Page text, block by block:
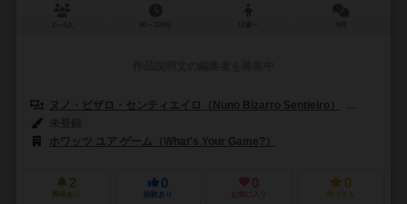
ヌノ・ビザロ・センティエイロ（Nuno Bizarro Sentieiro）
ホワッツ ユア ゲーム（What's Your Game?）
2
興味あり
0
経験あり
0
お気に入り
0
持ってる